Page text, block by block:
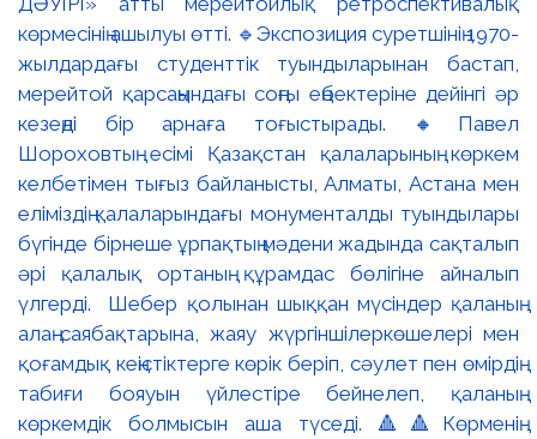
көрмесінің ашылуы өтті. 🔹Экспозиция суретшінің 1970-
жылдардағы студенттік туындыларынан бастап,
мерейтой қарсаңындағы соңғы еңбектеріне дейінгі әр
кезеңді бір арнаға тоғыстырады. 🔸Павел
Шороховтың есімі Қазақстан қалаларының көркем
келбетімен тығыз байланысты, Алматы, Астана мен
еліміздің қалаларындағы монументалды туындылары
бүгінде бірнеше ұрпақтың мәдени жадында сақталып
әрі қалалық ортаның құрамдас бөлігіне айналып
үлгерді. Шебер қолынан шыққан мүсіндер қаланың
алаң-саябақтарына, жаяу жүргіншілеркөшелері мен
қоғамдық кеңістіктерге көрік беріп, сәулет пен өмірдің
табиғи бояуын үйлестіре бейнелеп, қаланың
көркемдік болмысын аша түседі. 🔺🔺Көрменің